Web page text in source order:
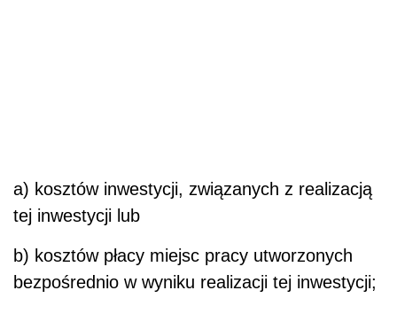
a) kosztów inwestycji, związanych z realizacją
tej inwestycji lub
b) kosztów płacy miejsc pracy utworzonych
bezpośrednio w wyniku realizacji tej inwestycji;